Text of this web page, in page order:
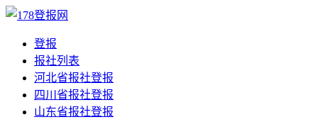
登报
报社列表
河北省报社登报
四川省报社登报
山东省报社登报